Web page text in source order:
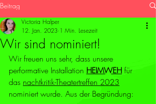
Beitrag
Wir sind nominiert!
Victoria Halper
12. Jan. 2023 1 Min. Lesezeit
Wir freuen uns sehr, dass unsere
performative Installation HEIMWEH für
das nachtkritik-Theatertreffen 2023
nominiert wurde. Aus der Begründung: